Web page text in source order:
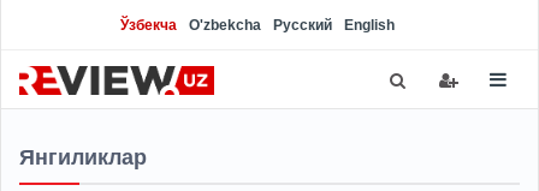
Ўзбекча O'zbekcha Русский English
Янгиликлар